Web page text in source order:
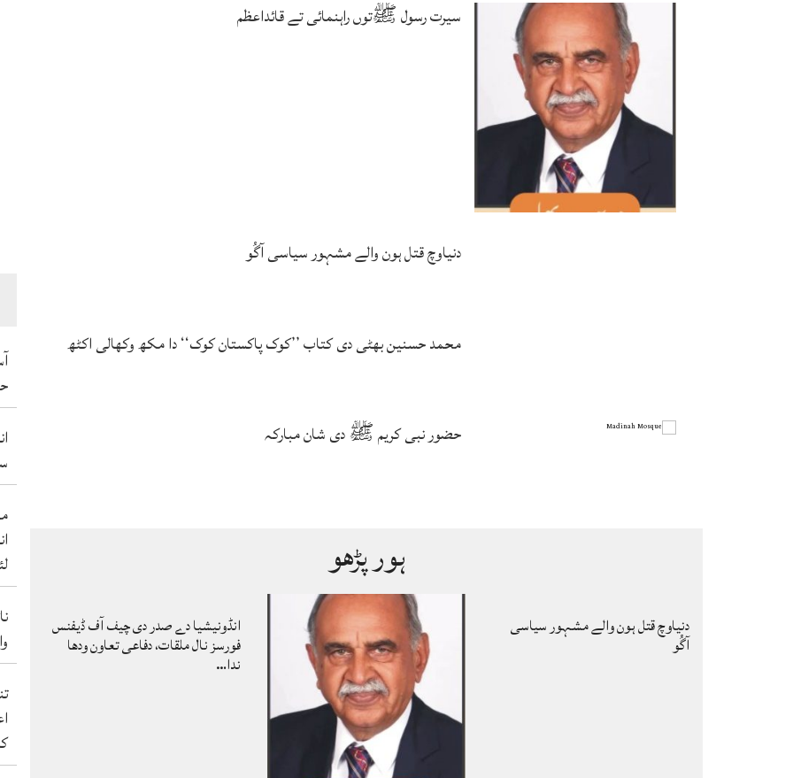
والے
سیرت رسول ﷺتوں راہنمائی تے قائداعظم
دنیاوچ قتل ہون والے مشہور سیاسی آگُو
محمد حسنین بھٹی دی کتاب ’’کوک پاکستان کوک‘‘ دا مکھ وکھالی اکٹھ
حضور نبی کریم ﷺ دی شان مبارکہ
ہور پڑھو
انڈونیشیا دے صدر دی چیف آف ڈیفنس
فورسز نال ملقات، دفاعی تعاون ودھا
ندا…
دنیاوچ قتل ہون والے مشہور سیاسی
آگُو